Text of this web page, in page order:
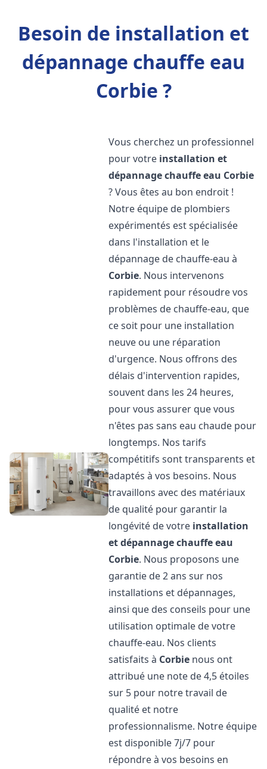
Besoin de installation et
dépannage chauffe eau
Corbie ?
Vous cherchez un professionnel
pour votre installation et
dépannage chauffe eau Corbie
? Vous êtes au bon endroit !
Notre équipe de plombiers
expérimentés est spécialisée
dans l'installation et le
dépannage de chauffe-eau à
Corbie. Nous intervenons
rapidement pour résoudre vos
problèmes de chauffe-eau, que
ce soit pour une installation
neuve ou une réparation
d'urgence. Nous offrons des
délais d'intervention rapides,
souvent dans les 24 heures,
pour vous assurer que vous
n'êtes pas sans eau chaude pour
longtemps. Nos tarifs
compétitifs sont transparents et
adaptés à vos besoins. Nous
travaillons avec des matériaux
de qualité pour garantir la
longévité de votre installation
et dépannage chauffe eau
Corbie. Nous proposons une
garantie de 2 ans sur nos
installations et dépannages,
ainsi que des conseils pour une
utilisation optimale de votre
chauffe-eau. Nos clients
satisfaits à Corbie nous ont
attribué une note de 4,5 étoiles
sur 5 pour notre travail de
qualité et notre
professionnalisme. Notre équipe
est disponible 7j/7 pour
répondre à vos besoins en